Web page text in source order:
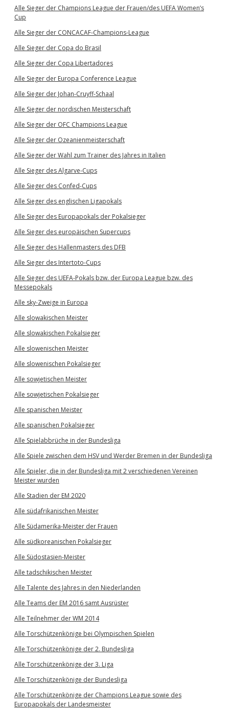
Alle Sieger der Champions League der Frauen/des UEFA Women’s
Cup
Alle Sieger der CONCACAF-Champions-League
Alle Sieger der Copa do Brasil
Alle Sieger der Copa Libertadores
Alle Sieger der Europa Conference League
Alle Sieger der Johan-Cruyff-Schaal
Alle Sieger der nordischen Meisterschaft
Alle Sieger der OFC Champions League
Alle Sieger der Ozeanienmeisterschaft
Alle Sieger der Wahl zum Trainer des Jahres in Italien
Alle Sieger des Algarve-Cups
Alle Sieger des Confed-Cups
Alle Sieger des englischen Ligapokals
Alle Sieger des Europapokals der Pokalsieger
Alle Sieger des europäischen Supercups
Alle Sieger des Hallenmasters des DFB
Alle Sieger des Intertoto-Cups
Alle Sieger des UEFA-Pokals bzw. der Europa League bzw. des
Messepokals
Alle sky-Zweige in Europa
Alle slowakischen Meister
Alle slowakischen Pokalsieger
Alle slowenischen Meister
Alle slowenischen Pokalsieger
Alle sowjetischen Meister
Alle sowjetischen Pokalsieger
Alle spanischen Meister
Alle spanischen Pokalsieger
Alle Spielabbrüche in der Bundesliga
Alle Spiele zwischen dem HSV und Werder Bremen in der Bundesliga
Alle Spieler, die in der Bundesliga mit 2 verschiedenen Vereinen
Meister wurden
Alle Stadien der EM 2020
Alle südafrikanischen Meister
Alle Südamerika-Meister der Frauen
Alle südkoreanischen Pokalsieger
Alle Südostasien-Meister
Alle tadschikischen Meister
Alle Talente des Jahres in den Niederlanden
Alle Teams der EM 2016 samt Ausrüster
Alle Teilnehmer der WM 2014
Alle Torschützenkönige bei Olympischen Spielen
Alle Torschützenkönige der 2. Bundesliga
Alle Torschützenkönige der 3. Liga
Alle Torschützenkönige der Bundesliga
Alle Torschützenkönige der Champions League sowie des
Europapokals der Landesmeister